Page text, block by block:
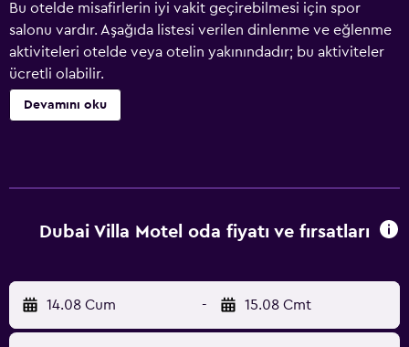
Bu otelde misafirlerin iyi vakit geçirebilmesi için spor
salonu vardır. Aşağıda listesi verilen dinlenme ve eğlenme
aktiviteleri otelde veya otelin yakınındadır; bu aktiviteler
ücretli olabilir.
Devamını oku
Dubai Villa Motel oda fiyatı ve fırsatları
14.08 Cum - 15.08 Cmt